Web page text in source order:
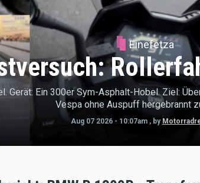
Einefetza
Gerät: Ein 300er Sym-Asphalt-Hobel. Ziel:
Vespa ohne Auspuff hergebrannt
Aug 07 2026 - 10:07am , by